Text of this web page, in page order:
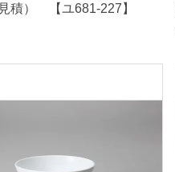
積） 【ユ681-227】